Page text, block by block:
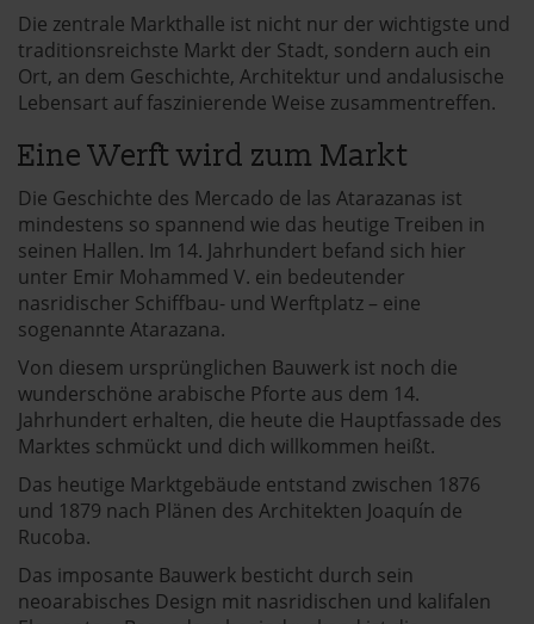
Die zentrale Markthalle ist nicht nur der wichtigste und
traditionsreichste Markt der Stadt, sondern auch ein
Ort, an dem Geschichte, Architektur und andalusische
Lebensart auf faszinierende Weise zusammentreffen.
Eine Werft wird zum Markt
Die Geschichte des Mercado de las Atarazanas ist
mindestens so spannend wie das heutige Treiben in
seinen Hallen. Im 14. Jahrhundert befand sich hier
unter Emir Mohammed V. ein bedeutender
nasridischer Schiffbau- und Werftplatz – eine
sogenannte Atarazana.
Von diesem ursprünglichen Bauwerk ist noch die
wunderschöne arabische Pforte aus dem 14.
Jahrhundert erhalten, die heute die Hauptfassade des
Marktes schmückt und dich willkommen heißt.
Das heutige Marktgebäude entstand zwischen 1876
und 1879 nach Plänen des Architekten Joaquín de
Rucoba.
Das imposante Bauwerk besticht durch sein
neoarabisches Design mit nasridischen und kalifalen